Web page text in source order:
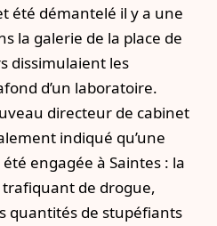
été démantelé il y a une
la galerie de la place de
dissimulaient les
d’un laboratoire.
directeur de cabinet
indiqué qu’une
engagée à Saintes : la
trafiquant de drogue,
quantités de stupéfiants